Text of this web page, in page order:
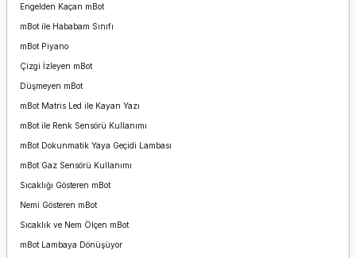
Engelden Kaçan mBot
mBot ile Hababam Sınıfı
mBot Piyano
Çizgi İzleyen mBot
Düşmeyen mBot
mBot Matris Led ile Kayan Yazı
mBot ile Renk Sensörü Kullanımı
mBot Dokunmatik Yaya Geçidi Lambası
mBot Gaz Sensörü Kullanımı
Sıcaklığı Gösteren mBot
Nemi Gösteren mBot
Sıcaklık ve Nem Ölçen mBot
mBot Lambaya Dönüşüyor